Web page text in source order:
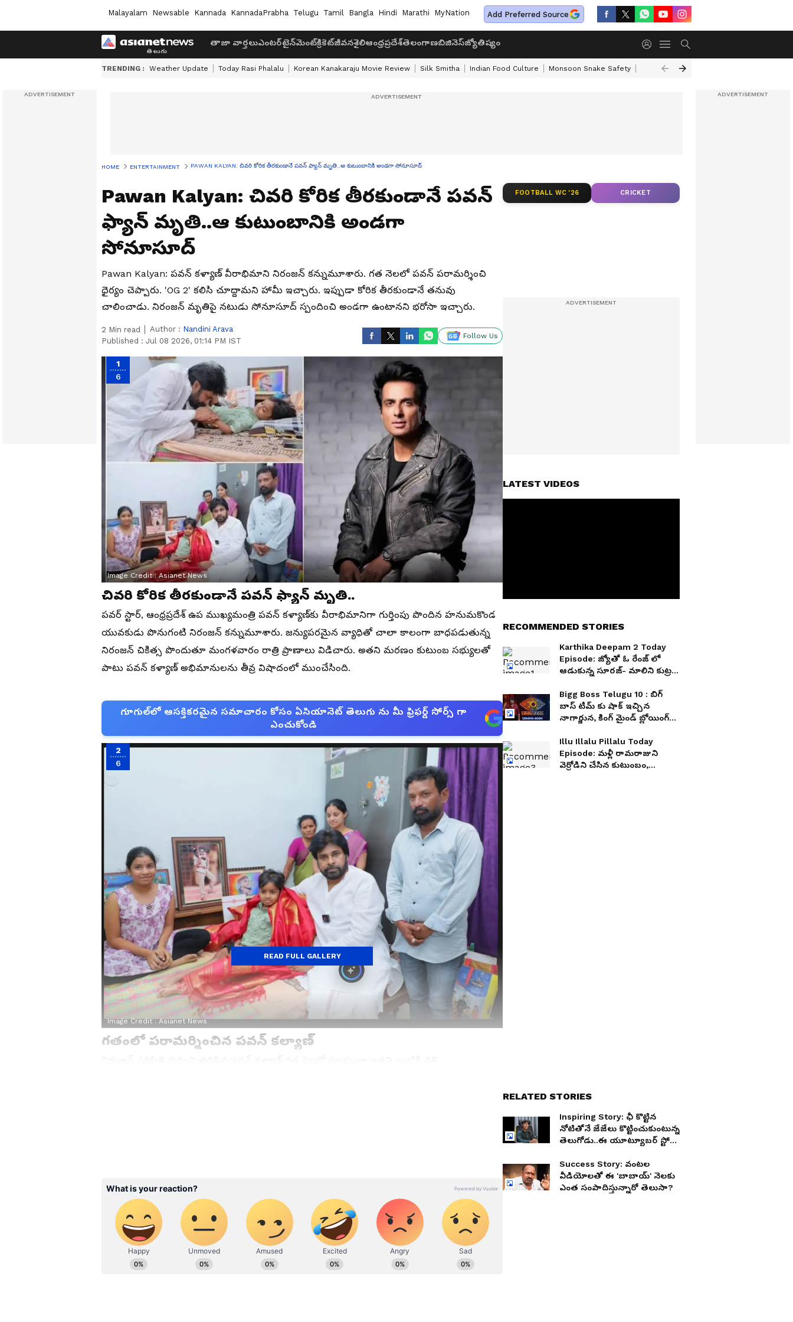
Malayalam Newsable Kannada KannadaPrabha Telugu Tamil Bangla Hindi Marathi MyNation Add Preferred Source
తాజా వార్తలుఎంటర్‌టైన్‌మెంట్క్రికెట్జీవనశైలిఆంధ్రప్రదేశ్తెలంగాణబిజినెస్జ్యోతిష్యం
TRENDING : Weather Update Today Rasi Phalalu Korean Kanakaraju Movie Review Silk Smitha Indian Food Culture Monsoon Snake Safety Akkineni Nageswara Rao
HOME ENTERTAINMENT PAWAN KALYAN: చివరి కోరిక తీరకుండానే పవన్ ఫ్యాన్ మృతి..ఆ కుటుంబానికి అండగా సోనూసూద్
Pawan Kalyan: చివరి కోరిక తీరకుండానే పవన్
ఫ్యాన్ మృతి..ఆ కుటుంబానికి అండగా
సోనూసూద్
Pawan Kalyan: పవన్ కళ్యాణ్ వీరాభిమాని నిరంజన్ కన్నుమూశారు. గత నెలలో పవన్ పరామర్శించి
ధైర్యం చెప్పారు. 'OG 2' కలిసి చూద్దామని హామీ ఇచ్చారు. ఇప్పుడా కోరిక తీరకుండానే తనువు
చాలించాడు. నిరంజన్ మృతిపై నటుడు సోనూసూద్ స్పందించి అండగా ఉంటానని భరోసా ఇచ్చారు.
2 Min read Author : Nandini Arava
Published : Jul 08 2026, 01:14 PM IST
Follow Us
1
6
Image Credit :Asianet News
చివరి కోరిక తీరకుండానే పవన్ ఫ్యాన్ మృతి..
పవర్ స్టార్, ఆంధ్రప్రదేశ్ ఉప ముఖ్యమంత్రి పవన్ కళ్యాణ్‌కు వీరాభిమానిగా గుర్తింపు పొందిన హనుమకొండ
యువకుడు పొనుగంటి నిరంజన్ కన్నుమూశారు. జన్యుపరమైన వ్యాధితో చాలా కాలంగా బాధపడుతున్న
నిరంజన్ చికిత్స పొందుతూ మంగళవారం రాత్రి ప్రాణాలు విడిచారు. అతని మరణం కుటుంబ సభ్యులతో
పాటు పవన్ కళ్యాణ్ అభిమానులను తీవ్ర విషాదంలో ముంచేసింది.
గూగుల్‌లో ఆసక్తికరమైన సమాచారం కోసం ఏసియానెట్ తెలుగు ను మీ ఫ్రిఫర్డ్ సోర్స్ గా
ఎంచుకోండి
2
6
Image Credit :Asianet News
గతంలో పరామర్శించిన పవన్ కల్యాణ్
Inspiring Story: ఛీ కొట్టిన
నోటితోనే జేజేలు కొట్టించుకుంటున్న
తెలుగోడు..ఈ యూట్యూబర్ స్టోరీకి
ఎవరైనా సలాం కొట్టాల్సిందే
వీడియోలతో ఈ 'బాబాయ్' నెలకు
ఎంత సంపాదిస్తున్నారో తెలుసా?
READ FULL GALLERY
FOOTBALL WC '26 CRICKET
LATEST VIDEOS
RECOMMENDED STORIES
Karthika Deepam 2 Today
Episode: జ్యోతో ఓ రేంజ్ లో
ఆడుకున్న సూరజ్- మాలిని కుట్ర-
Bigg Boss Telugu 10 : బిగ్
బాస్ టీమ్ కు షాక్ ఇచ్చిన
నాగార్జున, కింగ్ మైండ్ బ్లోయింగ్
నిజమెంత?
Illu Illalu Pillalu Today
Episode: మళ్లీ రామరాజుని
వెర్రోడిని చేసిన కుటుంబం,
RELATED STORIES
Inspiring Story: ఛీ కొట్టిన
నోటితోనే జేజేలు కొట్టించుకుంటున్న
తెలుగోడు..ఈ యూట్యూబర్ స్టోరీకి
Success Story: వంటల
వీడియోలతో ఈ 'బాబాయ్' నెలకు
ఎంత సంపాదిస్తున్నారో తెలుసా?